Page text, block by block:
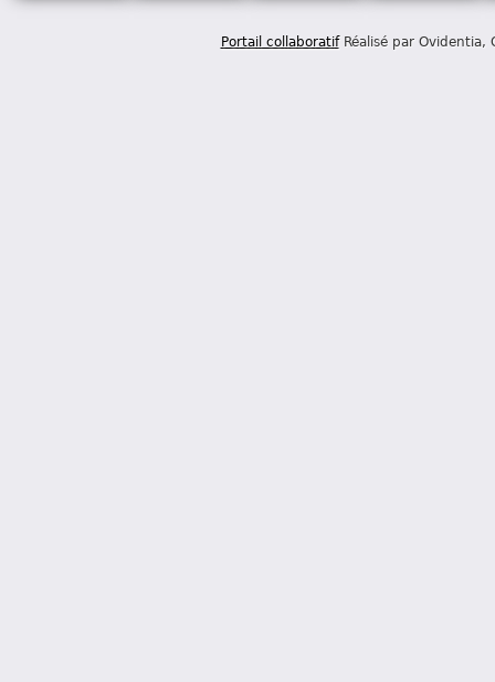
Portail collaboratifRéalisé par Ovidentia,